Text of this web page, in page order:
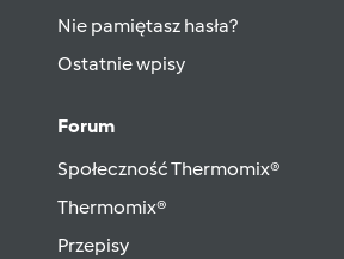
Nie pamiętasz hasła?
Ostatnie wpisy
Forum
Społeczność Thermomix®
Thermomix®
Przepisy